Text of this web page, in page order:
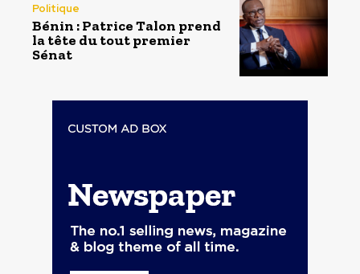
Politique
Bénin : Patrice Talon prend
la tête du tout premier
Sénat